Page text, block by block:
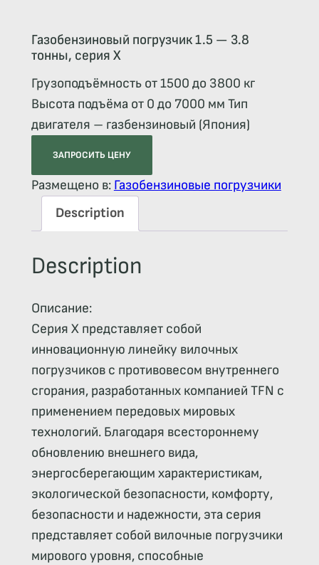
Газобензиновый погрузчик 1.5 — 3.8
тонны, серия X
Грузоподъёмность от 1500 до 3800 кг
Высота подъёма от 0 до 7000 мм Тип
двигателя – газбензиновый (Япония)
ЗАПРОСИТЬ ЦЕНУ
Размещено в: Газобензиновые погрузчики
Description
Description
Описание:
Серия X представляет собой
инновационную линейку вилочных
погрузчиков с противовесом внутреннего
сгорания, разработанных компанией TFN с
применением передовых мировых
технологий. Благодаря всестороннему
обновлению внешнего вида,
энергосберегающим характеристикам,
экологической безопасности, комфорту,
безопасности и надежности, эта серия
представляет собой вилочные погрузчики
мирового уровня, способные